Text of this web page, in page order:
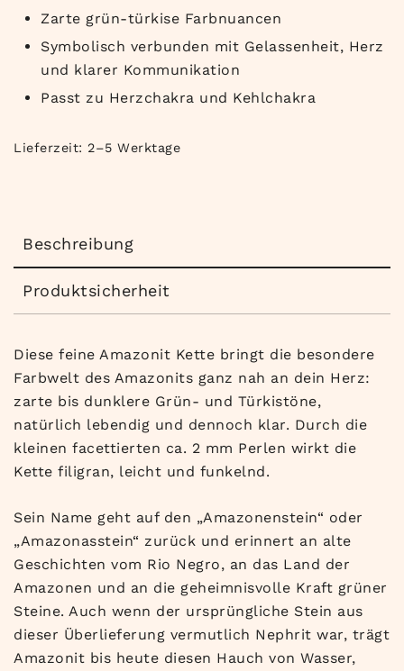
Zarte grün-türkise Farbnuancen
Symbolisch verbunden mit Gelassenheit, Herz
und klarer Kommunikation
Passt zu Herzchakra und Kehlchakra
Lieferzeit: 2–5 Werktage
Beschreibung
Produktsicherheit
Diese feine Amazonit Kette bringt die besondere
Farbwelt des Amazonits ganz nah an dein Herz:
zarte bis dunklere Grün- und Türkistöne,
natürlich lebendig und dennoch klar. Durch die
kleinen facettierten ca. 2 mm Perlen wirkt die
Kette filigran, leicht und funkelnd.
Sein Name geht auf den „Amazonenstein“ oder
„Amazonasstein“ zurück und erinnert an alte
Geschichten vom Rio Negro, an das Land der
Amazonen und an die geheimnisvolle Kraft grüner
Steine. Auch wenn der ursprüngliche Stein aus
dieser Überlieferung vermutlich Nephrit war, trägt
Amazonit bis heute diesen Hauch von Wasser,